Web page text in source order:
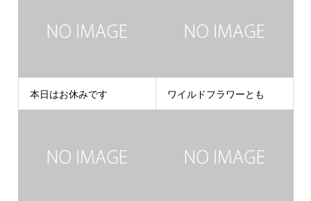
本日はお休みです ワイルドフラワーとも